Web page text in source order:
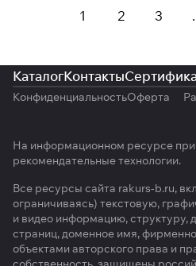
1 2 3
КаталогКонтакты
КонфиденциальностьОферта
На информационном ресурсе
рекомендательные технологии.
Все ресурсы сайта rakurs-b.ru,
ограничиваясь) текстовую,
и видео информацию, структуру,
страниц, доменное имя,
объектами авторского права и